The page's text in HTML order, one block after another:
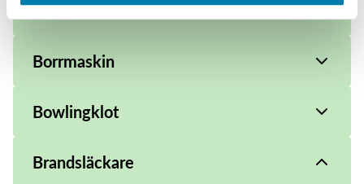
Bord -helt
Borrmaskin
Bowlingklot
Brandsläckare